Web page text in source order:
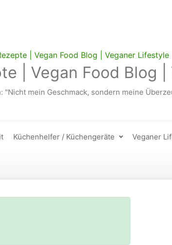
| Vegan Food Blog
"Nicht mein Geschmack, sondern meine
Küchenhelfer / Küchengeräte Veganer